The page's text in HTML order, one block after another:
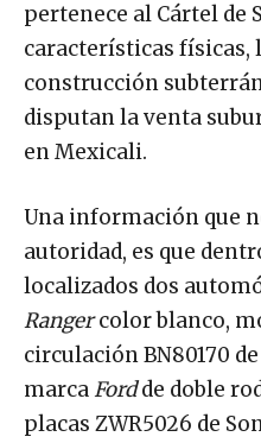
pertenece al Cártel de
características físicas,
construcción
disputan la venta
en Mexicali.
Una información que
autoridad, es que
localizados dos
Rangercolor blanco,
circulación BN80170
marcaFordde doble
placas ZWR5026 de